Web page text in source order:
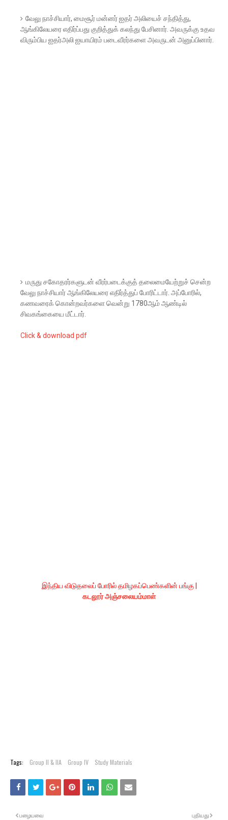
வேலு நாச்சியார், மைசூர் மன்னர் ஐதர் அலியைச் சந்தித்து,
ஆங்கிலேயரை எதிர்ப்பது குறித்துக் கலந்து பேசினார். அவருக்கு உதவ
விரும்பிய ஐதர்அலி ஐயாயிரம் படைவீரர்களை அவருடன் அனுப்பினார்.
மருது சகோதரர்களுடன் வீரர்படைக்குத் தலைமையேற்றுச் சென்ற
வேலு நாச்சியார் ஆங்கிலேயரை எதிர்த்துப் போரிட்டார். அப்போரில்,
கணவரைக் கொன்றவர்களை வென்று 1780ஆம் ஆண்டில்
சிவகங்கையை மீட்டார்.
Click & download pdf
இந்திய விடுதலைப் போரில் தமிழகப்பெண்களின் பங்கு |
கடலூர் அஞ்சலையம்மாள்
Tags: Group II & IIA Group IV Study Materials
புதியது
பழையவை